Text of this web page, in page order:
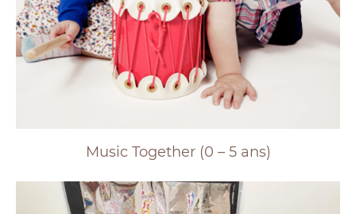
Music Together (0 – 5 ans)